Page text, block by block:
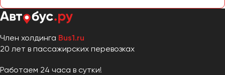
Член холдинга Bus1.ru
20 лет в пассажирских перевозках
Работаем 24 часа в сутки!